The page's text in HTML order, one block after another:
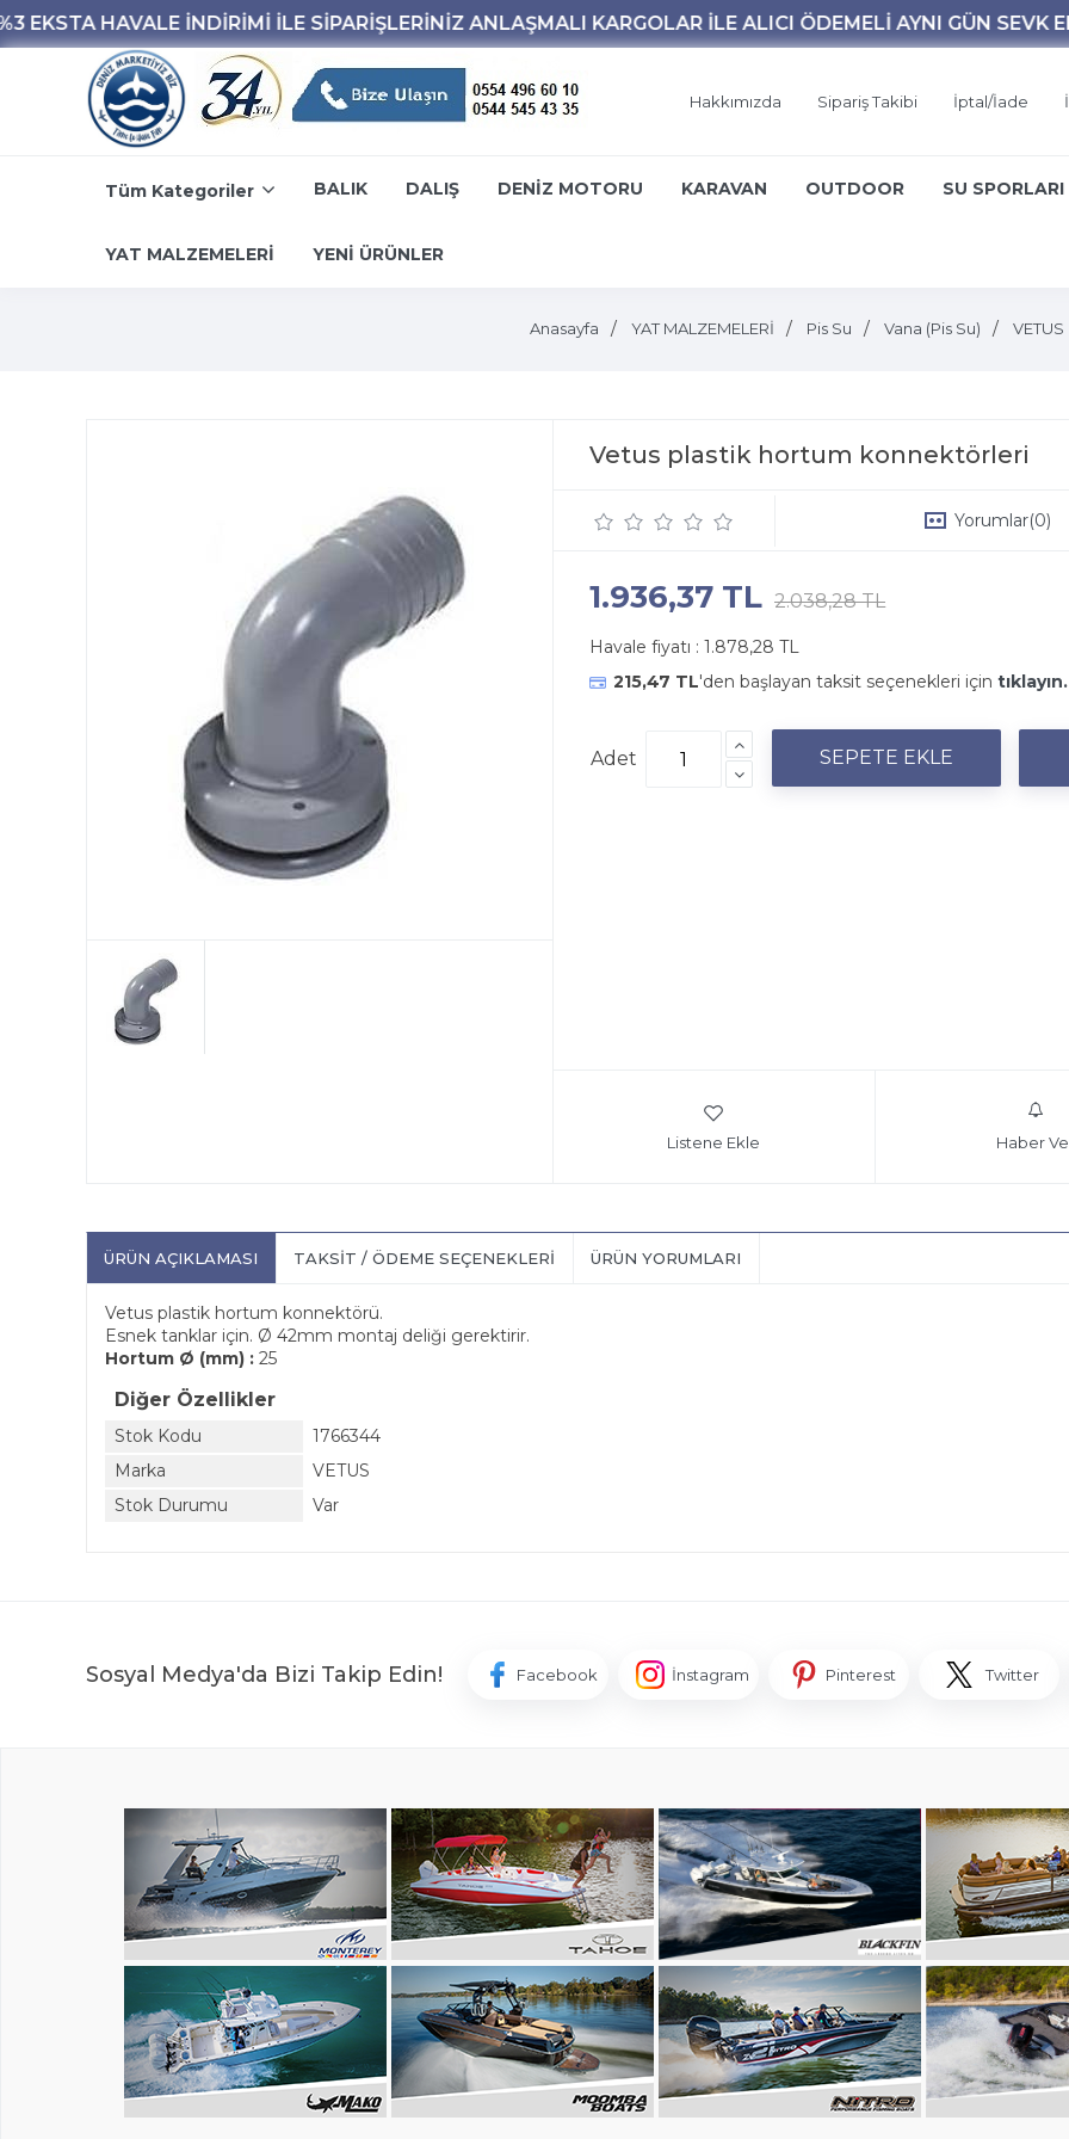
Hakkımızda Sipariş Takibi İptal/İade
Tüm Kategoriler BALIK DALIŞ DENİZ MOTORU KARAVAN OUTDOOR SU SPORLARI
YAT MALZEMELERİ YENİ ÜRÜNLER
Anasayfa YAT MALZEMELERİ Pis Su Vana (Pis Su) VETUS
Vetus plastik hortum konnektörleri
Yorumlar(0)
1.936,37 TL 2.038,28 TL
Havale fiyatı : 1.878,28 TL
215,47 TL'den başlayan taksit seçenekleri için tıklayın.
Adet
Listene Ekle Haber
ÜRÜN AÇIKLAMASI TAKSIT / ÖDEME SEÇENEKLERI ÜRÜN YORUMLARI
Vetus plastik hortum konnektörü.
Esnek tanklar için. Ø 42mm montaj deliği gerektirir.
Hortum Ø (mm) : 25
Diğer Özellikler
Stok Kodu
1766344
Marka
VETUS
Stok Durumu
Var
Sosyal Medya'da Bizi Takip Edin! Facebook İnstagram Pinterest Twitter